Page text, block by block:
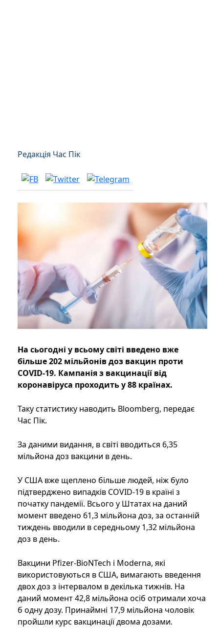
Редакція Час Пік
На сьогодні у всьому світі введено вже
більше 202 мільйонів доз вакцин проти
COVID-19. Кампанія з вакцинації від
коронавіруса проходить у 88 країнах.
Таку статистику наводить Bloomberg, передає
Час Пік.
За даними видання, в світі вводиться 6,35
мільйона доз вакцини в день.
У США вже щеплено більше людей, ніж було
підтверджено випадків COVID-19 в країні з
початку пандемії. Всього у Штатах на даний
момент введено 61,3 мільйона доз, за ​​останній
тиждень вводили в середньому 1,32 мільйона
доз в день.
Вакцини Pfizer-BioNTech і Moderna, які
використовуються в США, вимагають введення
двох доз з інтервалом в декілька тижнів. На
даний момент 42,8 мільйона осіб отримали хоча
б одну дозу. Принаймні 17,9 мільйона чоловік
пройшли курс вакцинації двома дозами.